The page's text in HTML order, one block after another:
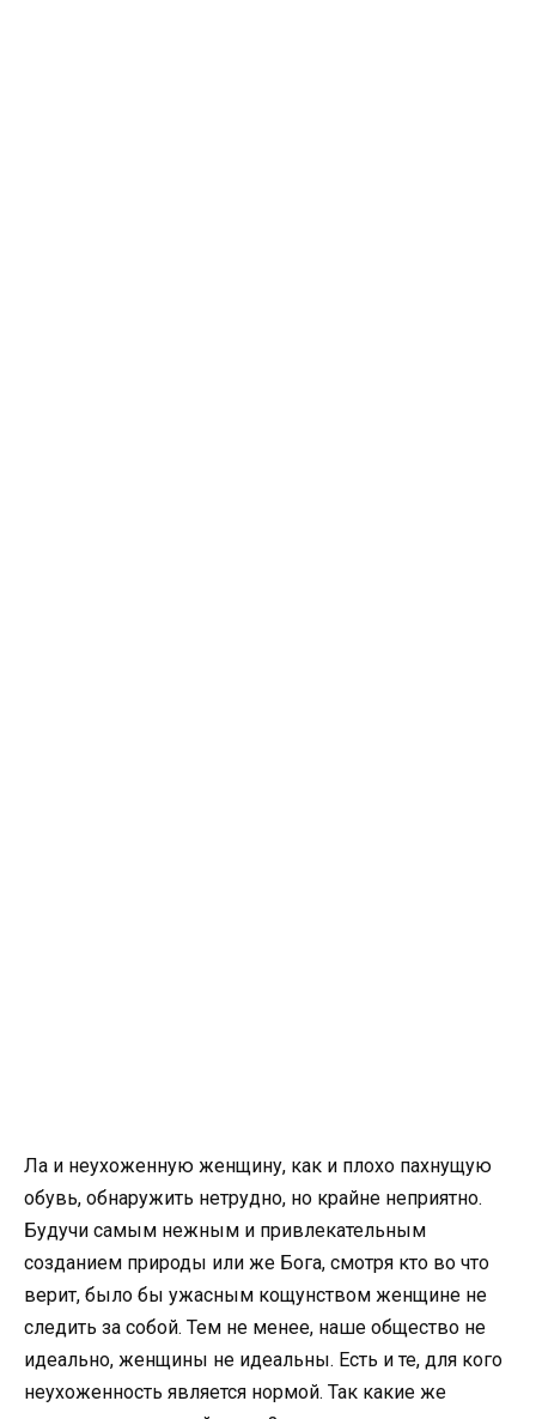
Ла и неухоженную женщину, как и плохо пахнущую
обувь, обнаружить нетрудно, но крайне неприятно.
Будучи самым нежным и привлекательным
созданием природы или же Бога, смотря кто во что
верит, было бы ужасным кощунством женщине не
следить за собой. Тем не менее, наше общество не
идеально, женщины не идеальны. Есть и те, для кого
неухоженность является нормой. Так какие же